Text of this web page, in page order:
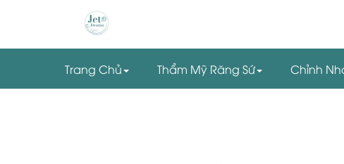
Trang Chủ Thẩm Mỹ Răng Sứ Chỉnh